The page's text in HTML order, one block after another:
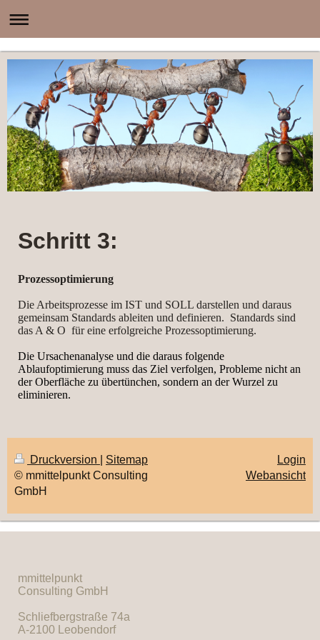
Schritt 3:
Prozessoptimierung
Die Arbeitsprozesse im IST und SOLL darstellen und daraus
gemeinsam Standards ableiten und definieren. Standards sind
das A & O für eine erfolgreiche Prozessoptimierung.
Die Ursachenanalyse und die daraus folgende
Ablaufoptimierung muss das Ziel verfolgen, Probleme nicht an
der Oberfläche zu übertünchen, sondern an der Wurzel zu
eliminieren.
Druckversion
Sitemap
© mmittelpunkt Consulting
GmbH
Login
Webansicht
mmittelpunkt
Consulting GmbH
Schliefbergstraße 74a
A-2100 Leobendorf